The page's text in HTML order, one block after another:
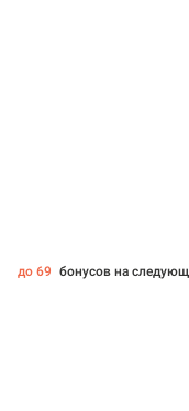
до 69 бонусов на